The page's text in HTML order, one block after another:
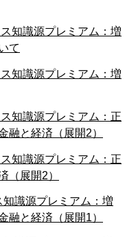
知識源プレミアム：増
て
知識源プレミアム：増
知識源プレミアム：正
融と経済（展開2）
知識源プレミアム：正
（展開2）
識源プレミアム：増
融と経済（展開1）